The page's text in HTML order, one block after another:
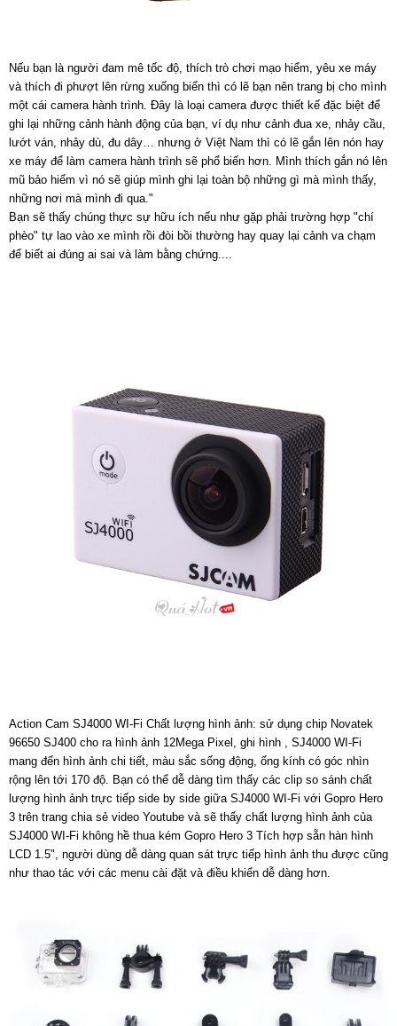
Nếu bạn là người đam mê tốc độ, thích trò chơi mạo hiểm, yêu xe máy
và thích đi phượt lên rừng xuống biển thì có lẽ bạn nên trang bị cho mình
một cái camera hành trình. Đây là loại camera được thiết kế đặc biệt để
ghi lại những cảnh hành động của bạn, ví dụ như cảnh đua xe, nhảy cầu,
lướt ván, nhảy dù, đu dây… nhưng ở Việt Nam thì có lẽ gắn lên nón hay
xe máy để làm camera hành trình sẽ phổ biến hơn. Mình thích gắn nó lên
mũ bảo hiểm vì nó sẽ giúp mình ghi lại toàn bộ những gì mà mình thấy,
những nơi mà mình đi qua."
Bạn sẽ thấy chúng thực sự hữu ích nếu như gặp phải trường hợp "chí
phèo" tự lao vào xe mình rồi đòi bồi thường hay quay lại cảnh va chạm
để biết ai đúng ai sai và làm bằng chứng....
Action Cam SJ4000 WI-Fi Chất lượng hình ảnh: sử dụng chip Novatek
96650 SJ400 cho ra hình ảnh 12Mega Pixel, ghi hình , SJ4000 WI-Fi
mang đến hình ảnh chi tiết, màu sắc sống động, ống kính có góc nhìn
rộng lên tới 170 độ. Bạn có thể dễ dàng tìm thấy các clip so sánh chất
lượng hình ảnh trực tiếp side by side giữa SJ4000 WI-Fi với Gopro Hero
3 trên trang chia sẻ video Youtube và sẽ thấy chất lượng hình ảnh của
SJ4000 WI-Fi không hề thua kém Gopro Hero 3 Tích hợp sẵn hàn hình
LCD 1.5", người dùng dễ dàng quan sát trực tiếp hình ảnh thu được cũng
như thao tác với các menu cài đặt và điều khiển dễ dàng hơn.